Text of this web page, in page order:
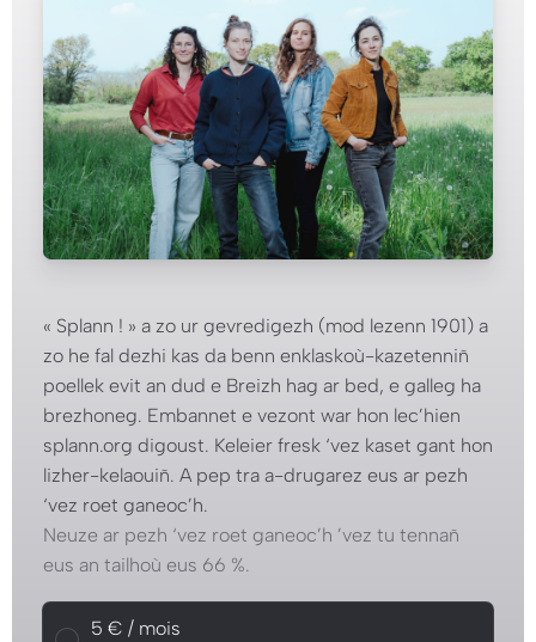
« Splann ! » a zo ur gevredigezh (mod lezenn 1901) a
zo he fal dezhi kas da benn enklaskoù-kazetenniñ
poellek evit an dud e Breizh hag ar bed, e galleg ha
brezhoneg. Embannet e vezont war hon lec’hien
splann.org digoust. Keleier fresk ‘vez kaset gant hon
lizher-kelaouiñ. A pep tra a-drugarez eus ar pezh
‘vez roet ganeoc’h.
Neuze ar pezh ‘vez roet ganeoc’h ’vez tu tennañ
eus an tailhoù eus 66 %.
Choisissez un montant mensuel
5 € / mois
5 € / mois